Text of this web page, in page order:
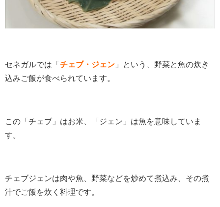
セネガルでは「 チェブ・ジェン 」という、野菜と魚の炊き
込みご飯が食べられています。
この「チェブ」はお米、「ジェン」は魚を意味していま
す。
チェブジェンは肉や魚、野菜などを炒めて煮込み、その煮
汁でご飯を炊く料理です。